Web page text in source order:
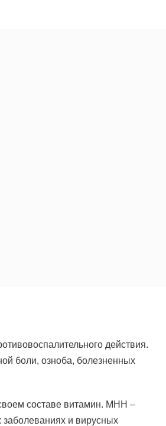
действия.
боли, озноба, болезненных
составе витамин. МНН –
и вирусных